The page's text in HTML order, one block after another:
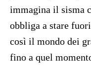
immagina il sisma
obbliga a stare
così il mondo dei
fino a quel